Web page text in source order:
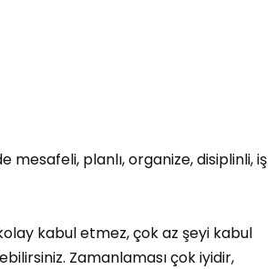
mesafeli, planlı, organize, disiplinli, iş
kabul etmez, çok az şeyi kabul
Zamanlaması çok iyidir,